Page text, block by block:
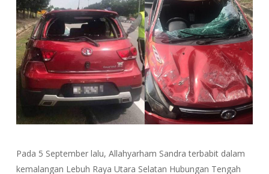
Pada 5 September lalu, Allahyarham Sandra terbabit dalam
kemalangan Lebuh Raya Utara Selatan Hubungan Tengah